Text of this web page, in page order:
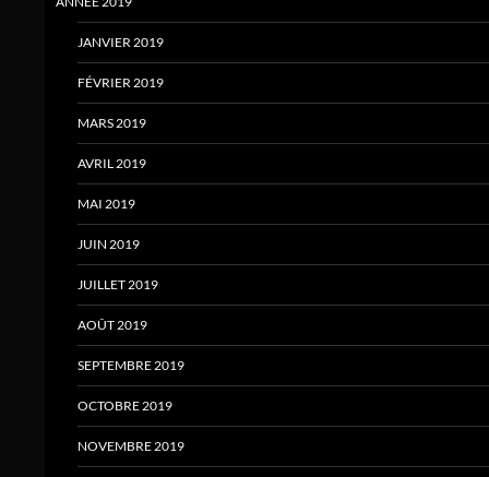
JANVIER 2019
FÉVRIER 2019
MARS 2019
AVRIL 2019
MAI 2019
JUIN 2019
JUILLET 2019
AOÛT 2019
SEPTEMBRE 2019
OCTOBRE 2019
NOVEMBRE 2019